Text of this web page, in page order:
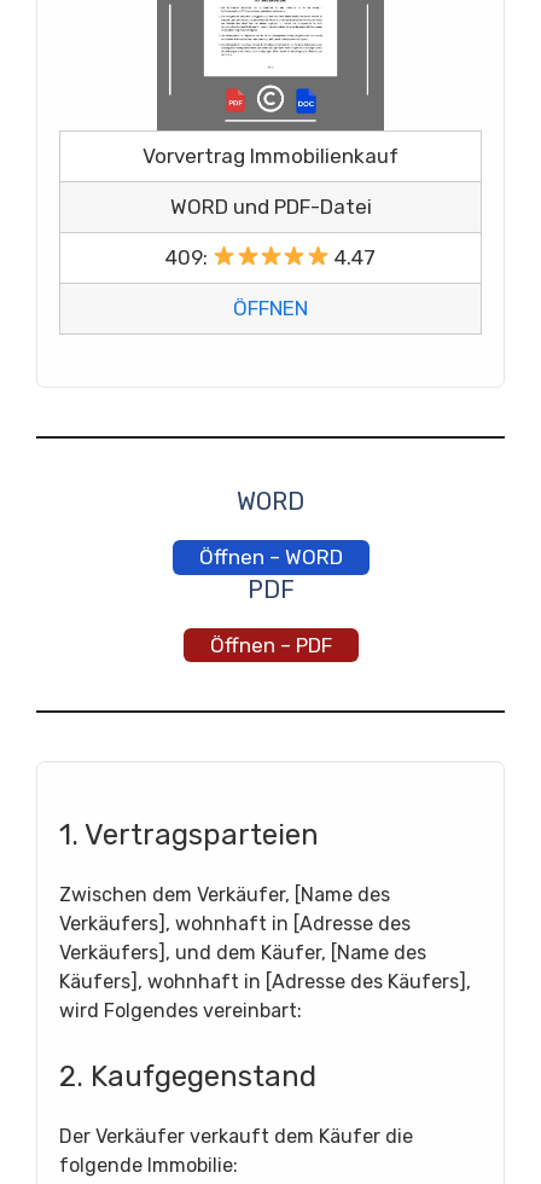
Vorvertrag Immobilienkauf
WORD und PDF-Datei
409: 4.47
ÖFFNEN
WORD
Öffnen – WORD
PDF
Öffnen – PDF
1. Vertragsparteien
Zwischen dem Verkäufer, [Name des
Verkäufers], wohnhaft in [Adresse des
Verkäufers], und dem Käufer, [Name des
Käufers], wohnhaft in [Adresse des Käufers],
wird Folgendes vereinbart:
2. Kaufgegenstand
Der Verkäufer verkauft dem Käufer die
folgende Immobilie: